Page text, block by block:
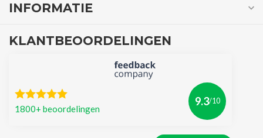
INFORMATIE
KLANTBEOORDELINGEN
1800+ beoordelingen
9.3/10